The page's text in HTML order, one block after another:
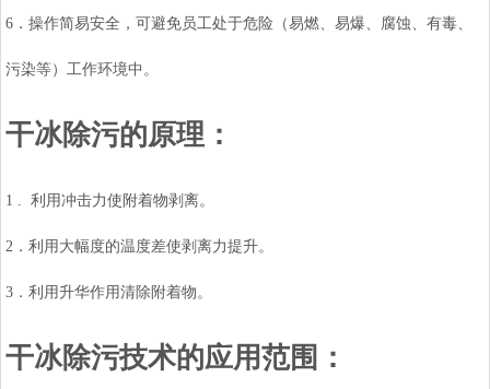
6．操作简易安全，可避免员工处于危险（易燃、易爆、腐蚀、有毒、
污染等）工作环境中。
干冰除污的原理：
1 . 利用冲击力使附着物剥离。
2．利用大幅度的温度差使剥离力提升。
3．利用升华作用清除附着物。
干冰除污技术的应用范围：